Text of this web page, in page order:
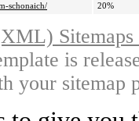
schonaich/
20%
is
your sitemap